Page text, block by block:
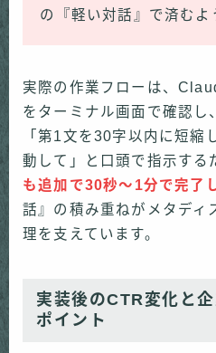
の『軽い対話』で済むよ
実際の作業フローは、
をターミナル画面で確認し
「第1文を30字以内に短縮
動して」と口頭で指示する
も追加で30秒〜1分で完了
話』の積み重ねがメタディ
理を支えています。
実装後のCTR変化と
ポイント